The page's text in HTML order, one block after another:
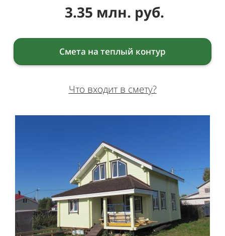
3.35 млн. руб.
Смета на теплый контур
Что входит в смету?